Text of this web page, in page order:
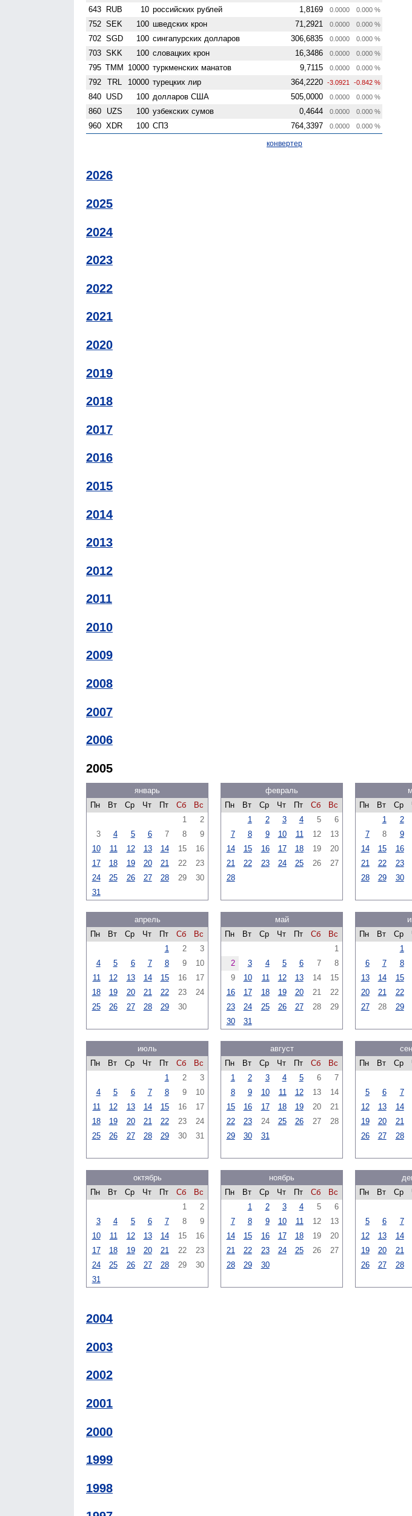
643 RUB 10 российских рублей 1,8169 0.0000 0.000 %
752 SEK 100 шведских крон 71,2921 0.0000 0.000 %
702 SGD 100 сингапурских долларов 306,6835 0.0000 0.000 %
703 SKK 100 словацких крон 16,3486 0.0000 0.000 %
795 TMM 10000 туркменских манатов 9,7115 0.0000 0.000 %
792 TRL 10000 турецких лир 364,2220 -3.0921 -0.842 %
840 USD 100 долларов США 505,0000 0.0000 0.000 %
860 UZS 100 узбекских сумов 0,4644 0.0000 0.000 %
960 XDR 100 СПЗ 764,3397 0.0000 0.000 %
конвертер
2026
2025
2024
2023
2022
2021
2020
2019
2018
2017
2016
2015
2014
2013
2012
2011
2010
2009
2008
2007
2006
2005
январь
Пн
Вт Ср Чт Пт Сб
Вс
1
2
3
4 5 6 7 8
9
10
11 12 13 14 15
16
17
18 19 20 21 22
23
24
25 26 27 28 29
30
31
февраль
Пн
Вт Ср Чт Пт Сб
Вс
1
2 3 4 5
6
7
8 9 10 11 12
13
14
15 16 17 18 19
20
21
22 23 24 25 26
27
28
Пн
Вт Ср
1
2
7
8 9
14
15 16
21
22 23
28
29 30
апрель
Пн
Вт Ср Чт Пт Сб
Вс
1
2
3
4
5 6 7 8 9
10
11
12 13 14 15 16
17
18
19 20 21 22 23
24
25
26 27 28 29 30
май
Пн
Вт Ср Чт Пт Сб
Вс
1
2
3 4 5 6 7
8
9
10 11 12 13 14
15
16
17 18 19 20 21
22
23
24 25 26 27 28
29
30
31
Пн
Вт Ср
1
6
7 8
13
14 15
20
21 22
27
28 29
июль
Пн
Вт Ср Чт Пт Сб
Вс
1
2
3
4
5 6 7 8 9
10
11
12 13 14 15 16
17
18
19 20 21 22 23
24
25
26 27 28 29 30 31
август
Пн
Вт Ср Чт Пт Сб
Вс
1
2 3 4 5 6
7
8
9 10 11 12 13
14
15
16 17 18 19 20
21
22
23 24 25 26 27
28
29
30 31
Пн
Вт Ср
5
6 7
12
13 14
19
20 21
26
27 28
октябрь
Пн
Вт Ср Чт Пт Сб
Вс
1
2
3
4 5 6 7 8
9
10
11 12 13 14 15
16
17
18 19 20 21 22
23
24
25 26 27 28 29
30
31
ноябрь
Пн
Вт Ср Чт Пт Сб
Вс
1
2 3 4 5
6
7
8 9 10 11 12
13
14
15 16 17 18 19
20
21
22 23 24 25 26
27
28
29 30
Пн
Вт Ср
5
6 7
12
13 14
19
20 21
26
27 28
2004
2003
2002
2001
2000
1999
1998